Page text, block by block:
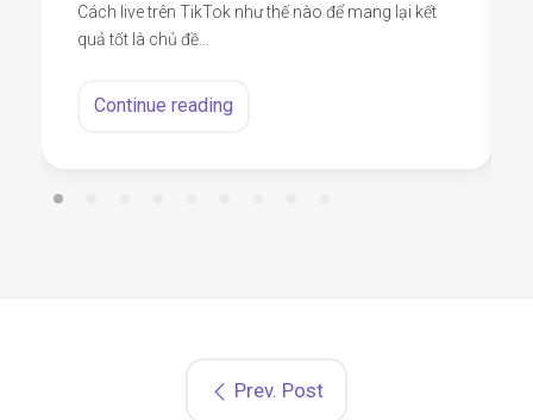
Cách live trên TikTok như thế nào để mang lại kết
quả tốt là chủ đề…
Continue reading
Prev. Post